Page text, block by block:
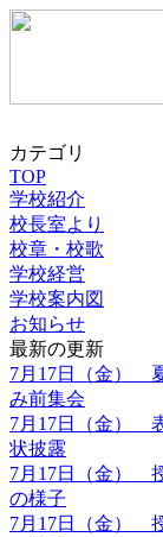
カテゴリ
TOP
学校紹介
校長室より
校章・校歌
学校経営
学校案内図
お知らせ
最新の更新
7月17日（金）
み前集会
7月17日（金）
状披露
7月17日（金）
の様子
7月17日（金）